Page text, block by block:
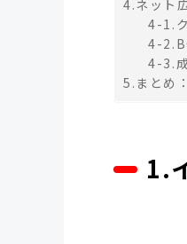
4.ネット
4-1.
4-
4-3.
5.まとめ
1.